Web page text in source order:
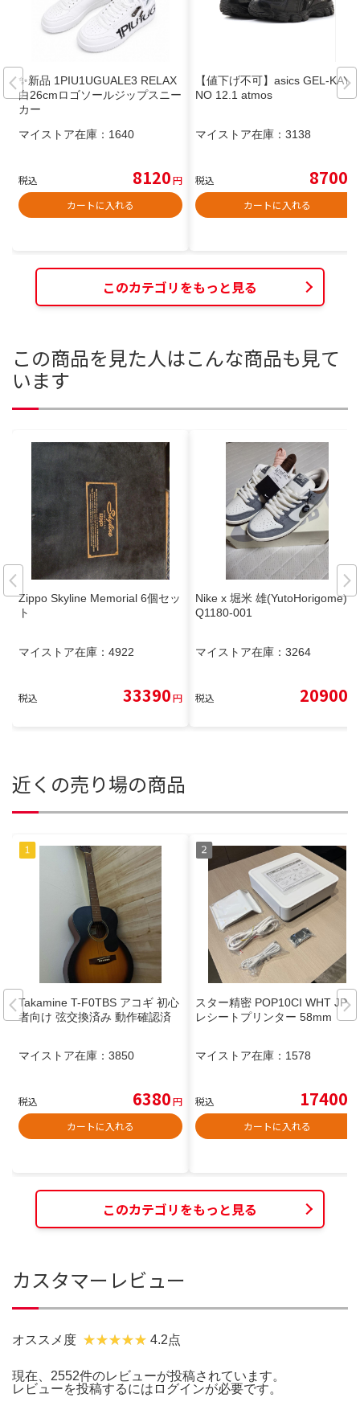
✨新品 1PIU1UGUALE3 RELAX
白26cmロゴソールジップスニー
カー
マイストア在庫： 1640
税込 8120円
カートに入れる
【値下げ不可】asics GEL-KAYA
NO 12.1 atmos
マイストア在庫： 3138
税込 8700
カートに入れる
このカテゴリをもっと見る
この商品を見た人はこんな商品も見て
います
Zippo Skyline Memorial 6個セッ
ト
マイストア在庫： 4922
税込 33390円
Nike x 堀米 雄(YutoHorigome) F
Q1180-001
マイストア在庫： 3264
税込 20900
近くの売り場の商品
Takamine T-F0TBS アコギ 初心
者向け 弦交換済み 動作確認済
マイストア在庫： 3850
税込 6380円
カートに入れる
スター精密 POP10CI WHT JP
レシートプリンター 58mm
マイストア在庫： 1578
税込 17400
カートに入れる
このカテゴリをもっと見る
カスタマーレビュー
オススメ度 4.2点
現在、2552件のレビューが投稿されています。
レビューを投稿するには ログインが必要です。